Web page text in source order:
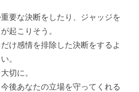
要な決断をしたり、ジャッジを
起こりそう。
け感情を排除した決断をするよ
。
切に。
後あなたの立場を守ってくれる